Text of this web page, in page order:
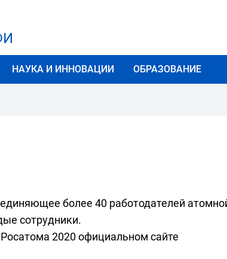
НАУКА И ИННОВАЦИИ ОБРАЗОВАНИЕ
более 40 работодателей
сотрудники.
2020 официальном сайте